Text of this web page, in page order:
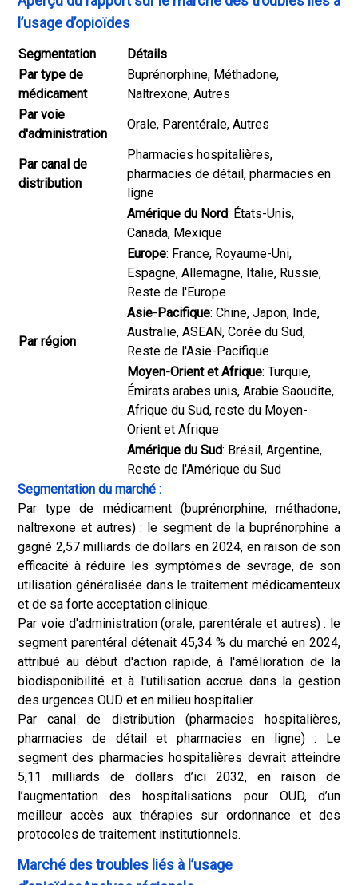
l’usage d’opioïdes
Segmentation
Détails
Par type de
médicament
Buprénorphine, Méthadone,
Naltrexone, Autres
Par voie
d'administration
Orale, Parentérale, Autres
Par canal de
distribution
Pharmacies hospitalières,
pharmacies de détail, pharmacies en
ligne
Par région
Amérique du Nord: États-Unis,
Canada, Mexique
Europe: France, Royaume-Uni,
Espagne, Allemagne, Italie, Russie,
Reste de l'Europe
Asie-Pacifique: Chine, Japon, Inde,
Australie, ASEAN, Corée du Sud,
Reste de l'Asie-Pacifique
Moyen-Orient et Afrique: Turquie,
Émirats arabes unis, Arabie Saoudite,
Afrique du Sud, reste du Moyen-
Orient et Afrique
Amérique du Sud: Brésil, Argentine,
Reste de l'Amérique du Sud
Segmentation du marché :
Par type de médicament (buprénorphine, méthadone,
naltrexone et autres) : le segment de la buprénorphine a
gagné 2,57 milliards de dollars en 2024, en raison de son
efficacité à réduire les symptômes de sevrage, de son
utilisation généralisée dans le traitement médicamenteux
et de sa forte acceptation clinique.
Par voie d'administration (orale, parentérale et autres) : le
segment parentéral détenait 45,34 % du marché en 2024,
attribué au début d'action rapide, à l'amélioration de la
biodisponibilité et à l'utilisation accrue dans la gestion
des urgences OUD et en milieu hospitalier.
Par canal de distribution (pharmacies hospitalières,
pharmacies de détail et pharmacies en ligne) : Le
segment des pharmacies hospitalières devrait atteindre
5,11 milliards de dollars d’ici 2032, en raison de
l’augmentation des hospitalisations pour OUD, d’un
meilleur accès aux thérapies sur ordonnance et des
protocoles de traitement institutionnels.
Marché des troubles liés à l’usage